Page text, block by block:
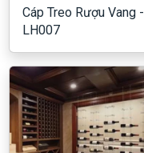
Cáp Treo Rượu Vang -
LH007